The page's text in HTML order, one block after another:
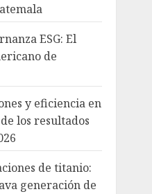
ESG: El
de
y eficiencia en
los resultados
de titanio:
generación de